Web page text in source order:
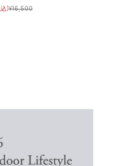
)¥16,500